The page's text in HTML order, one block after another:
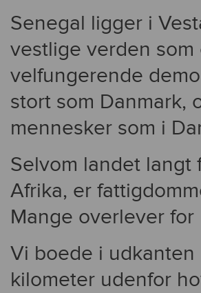
Senegal ligger i
vestlige verden som
velfungerende
stort som Danmark,
mennesker som i
Selvom landet langt
Afrika, er
Mange overlever
Vi boede i
kilometer udenfor